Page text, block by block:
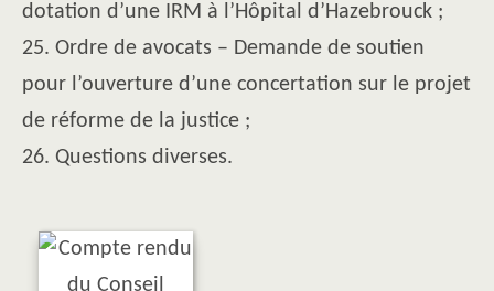
dotation d’une IRM à l’Hôpital d’Hazebrouck ;
25. Ordre de avocats – Demande de soutien
pour l’ouverture d’une concertation sur le projet
de réforme de la justice ;
26. Questions diverses.